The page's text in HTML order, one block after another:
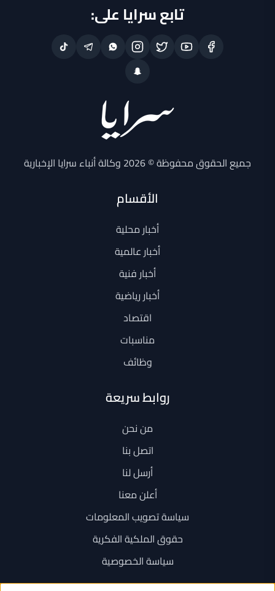
تابع سرايا على:
جميع الحقوق محفوظة © 2026 وكالة أنباء سرايا الإخبارية
الأقسام
أخبار محلية
أخبار عالمية
أخبار فنية
أخبار رياضية
اقتصاد
مناسبات
وظائف
روابط سريعة
من نحن
اتصل بنا
أرسل لنا
أعلن معنا
سياسة تصويب المعلومات
حقوق الملكية الفكرية
سياسة الخصوصية